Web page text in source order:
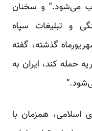
می‌شود.” و سخنان
و تبلیغات سپاه
گذشته، گفته
حمله کند، ایران به
اسلامی، همزمان با